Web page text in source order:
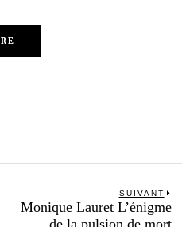
SUIVANT
Monique Lauret L’énigme
de la pulsion de mort